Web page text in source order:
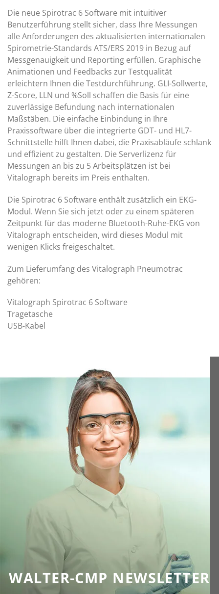
Die neue Spirotrac 6 Software mit intuitiver
Benutzerführung stellt sicher, dass Ihre Messungen
alle Anforderungen des aktualisierten internationalen
Spirometrie-Standards ATS/ERS 2019 in Bezug auf
Messgenauigkeit und Reporting erfüllen. Graphische
Animationen und Feedbacks zur Testqualität
erleichtern Ihnen die Testdurchführung. GLI-Sollwerte,
Z-Score, LLN und %Soll schaffen die Basis für eine
zuverlässige Befundung nach internationalen
Maßstäben. Die einfache Einbindung in Ihre
Praxissoftware über die integrierte GDT- und HL7-
Schnittstelle hilft Ihnen dabei, die Praxisabläufe schlank
und effizient zu gestalten. Die Serverlizenz für
Messungen an bis zu 5 Arbeitsplätzen ist bei
Vitalograph bereits im Preis enthalten.
Die Spirotrac 6 Software enthält zusätzlich ein EKG-
Modul. Wenn Sie sich jetzt oder zu einem späteren
Zeitpunkt für das moderne Bluetooth-Ruhe-EKG von
Vitalograph entscheiden, wird dieses Modul mit
wenigen Klicks freigeschaltet.
Zum Lieferumfang des Vitalograph Pneumotrac
gehören:
Vitalograph Spirotrac 6 Software
Tragetasche
USB-Kabel
WALTER-CMP NEWSLETTER